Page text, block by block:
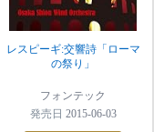
レスピーギ:交響詩「ローマ
の祭り」
フォンテック
発売日 2015-06-03